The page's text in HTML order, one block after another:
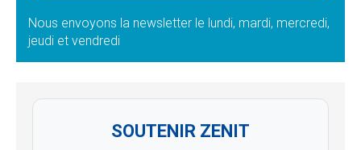
Nous envoyons la newsletter le lundi, mardi, mercredi,
jeudi et vendredi
SOUTENIR ZENIT